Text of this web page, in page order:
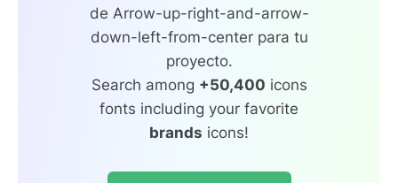
de Arrow-up-right-and-arrow-
down-left-from-center para tu
proyecto.
Search among +50,400 icons
fonts including your favorite
brands icons!